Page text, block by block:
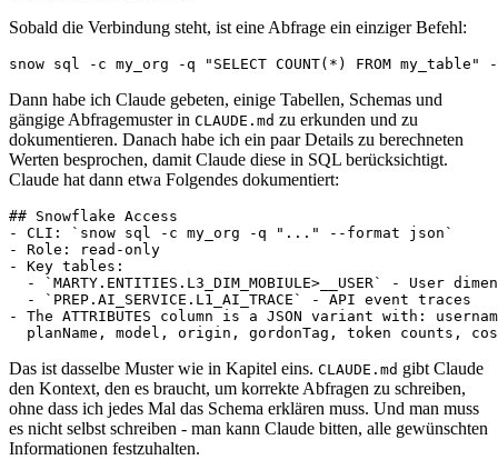
Sobald die Verbindung steht, ist eine Abfrage ein einziger Befehl:
snow sql -c my_org -q "SELECT COUNT(*) FROM my_table"
Dann habe ich Claude gebeten, einige Tabellen, Schemas und
gängige Abfragemuster in CLAUDE.md zu erkunden und zu
dokumentieren. Danach habe ich ein paar Details zu berechneten
Werten besprochen, damit Claude diese in SQL berücksichtigt.
Claude hat dann etwa Folgendes dokumentiert:
-
CLI:
`snow sql -c my_org -q "..." --format json`
-
-
-
`MARTY.ENTITIES.L3_DIM_MOBIULE>__USER`
-
`PREP.AI_SERVICE.L1_AI_TRACE`
-
planName, model, origin, gordonTag, token counts,
Das ist dasselbe Muster wie in Kapitel eins. CLAUDE.md gibt Claude
den Kontext, den es braucht, um korrekte Abfragen zu schreiben,
ohne dass ich jedes Mal das Schema erklären muss. Und man muss
es nicht selbst schreiben - man kann Claude bitten, alle gewünschten
Informationen festzuhalten.